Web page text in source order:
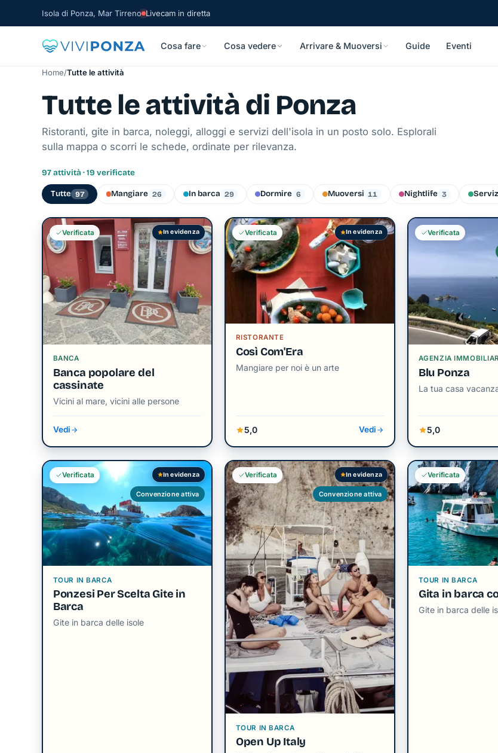
Isola di Ponza, Mar Tirreno Livecam in diretta
Cosa fare Cosa vedere Arrivare & Muoversi Guide Eventi
Home/Tutte le attività
Tutte le attività di Ponza
Ristoranti, gite in barca, noleggi, alloggi e servizi dell'isola in un posto solo. Esplorali
sulla mappa o scorri le schede, ordinate per rilevanza.
97 attività · 19 verificate
Tutte 97 Mangiare 26 In barca 29 Dormire 6 Muoversi 11 Nightlife 3
BANCA
Banca popolare del
cassinate
Vicini al mare, vicini alle persone
Vedi
Verificata In evidenza
RISTORANTE
Così Com'Era
Mangiare per noi è un arte
5,0 Vedi
Verificata In evidenza
AGENZIA
Blu Ponza
La tua casa
5,0
Verificata
TOUR IN BARCA
Ponzesi Per Scelta Gite in
Barca
Gite in barca delle isole
Verificata
Convenzione attiva
In evidenza
TOUR IN BARCA
Open Up Italy
Verificata
Convenzione attiva
In evidenza
TOUR IN BARCA
Gita in barca
Gite in barca delle
Verificata